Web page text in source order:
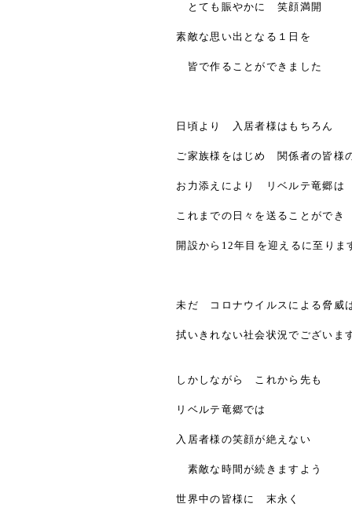
とても賑やかに 笑顔満開
素敵な思い出となる１日を
皆で作ることができました
日頃より 入居者様はもちろん
ご家族様をはじめ 関係者の皆様
お力添えにより リベルテ竜郷は
これまでの日々を送ることができ
開設から12年目を迎えるに至りま
未だ コロナウイルスによる脅威
拭いきれない社会状況でございま
しかしながら これから先も
リベルテ竜郷では
入居者様の笑顔が絶えない
素敵な時間が続きますよう
世界中の皆様に 末永く